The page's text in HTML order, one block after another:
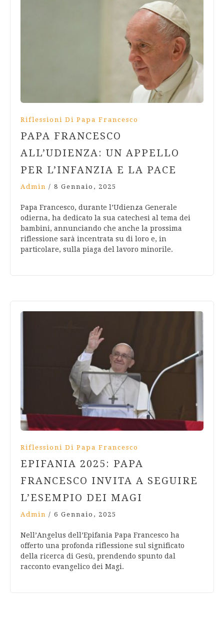
Riflessioni Di Papa Francesco
PAPA FRANCESCO
ALL’UDIENZA: UN APPELLO
PER L’INFANZIA E LA PACE
Admin / 8 Gennaio, 2025
Papa Francesco, durante l’Udienza Generale
odierna, ha dedicato la sua catechesi al tema dei
bambini, annunciando che anche la prossima
riflessione sarà incentrata su di loro e, in
particolare, sulla piaga del lavoro minorile.
Riflessioni Di Papa Francesco
EPIFANIA 2025: PAPA
FRANCESCO INVITA A SEGUIRE
L’ESEMPIO DEI MAGI
Admin / 6 Gennaio, 2025
Nell’Angelus dell’Epifania Papa Francesco ha
offerto una profonda riflessione sul significato
della ricerca di Gesù, prendendo spunto dal
racconto evangelico dei Magi.